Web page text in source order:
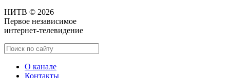
НИТВ © 2026
Первое независимое
интернет-телевидение
О канале
Контакты